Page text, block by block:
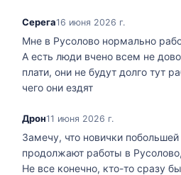
Серега16 июня 2026 г.
Мне в Русолово нормально
А есть люди вчено всем не
плати, они не будут долго тут
чего они ездят
Дрон11 июня 2026 г.
Замечу, что новички
продолжают работы в
Не все конечно, кто-то сразу